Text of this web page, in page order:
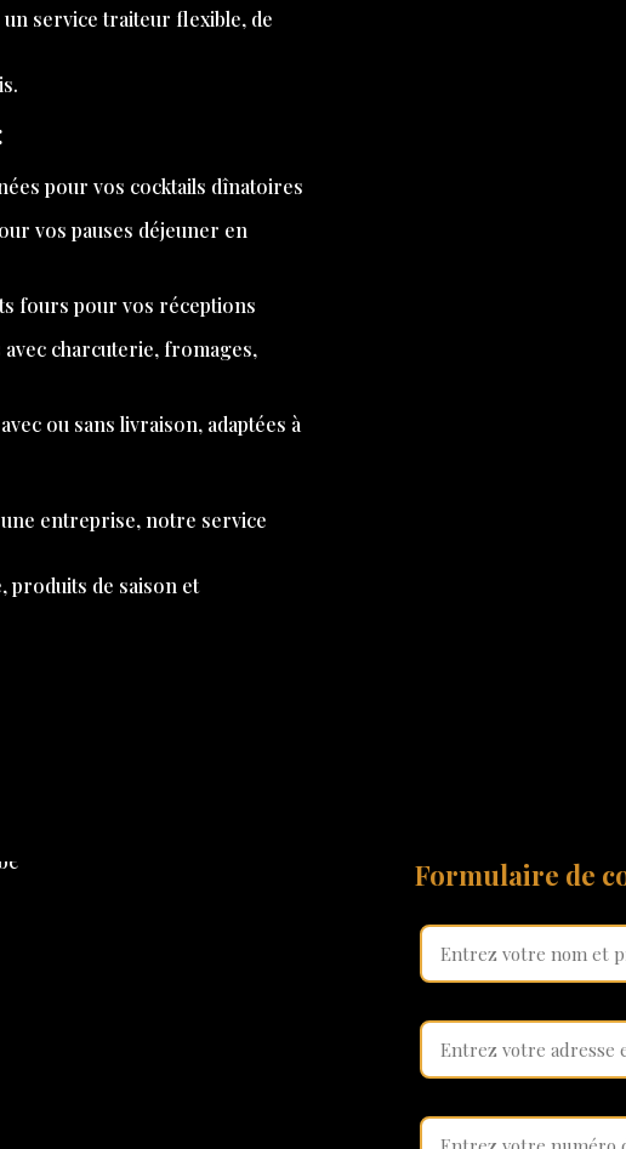
service traiteur flexible, de
pour vos cocktails dînatoires
vos pauses déjeuner en
fours pour vos réceptions
charcuterie, fromages,
ou sans livraison, adaptées à
entreprise, notre service
produits de saison et
Formulaire de